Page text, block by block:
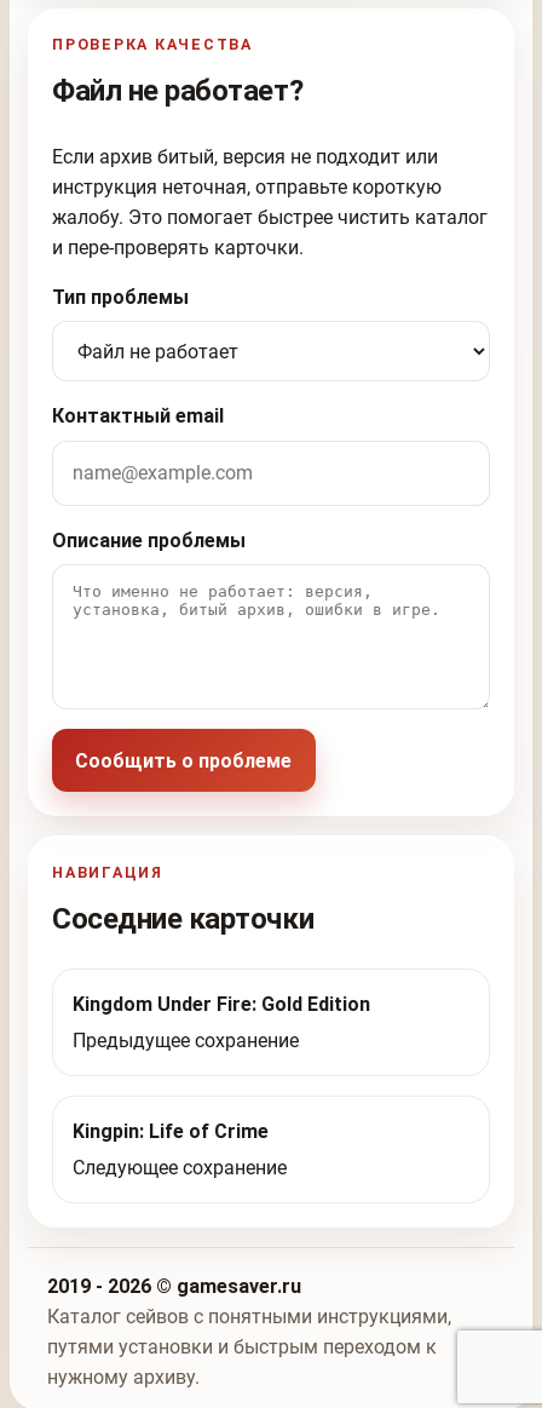
ПРОВЕРКА КАЧЕСТВА
Файл не работает?
Если архив битый, версия не подходит или
инструкция неточная, отправьте короткую
жалобу. Это помогает быстрее чистить каталог
и пере-проверять карточки.
Тип проблемы
Контактный email
Описание проблемы
Сообщить о проблеме
НАВИГАЦИЯ
Соседние карточки
Kingdom Under Fire: Gold Edition
Предыдущее сохранение
Kingpin: Life of Crime
Следующее сохранение
2019 - 2026 © gamesaver.ru
Каталог сейвов с понятными инструкциями,
путями установки и быстрым переходом к
нужному архиву.